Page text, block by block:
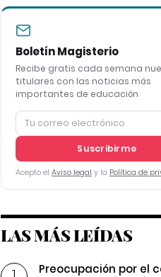
Boletín Magisterio
Recibe gratis cada semana
titulares con las noticias más
importantes de educación
Suscribirme
Acepto el Aviso legal y la Política de
LAS MÁS LEÍDAS
Preocupación por el